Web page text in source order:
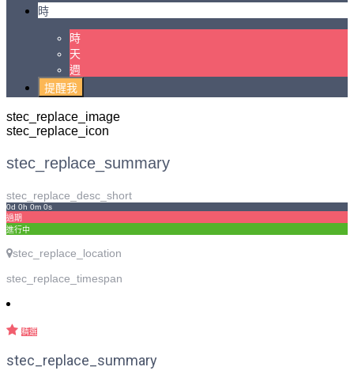
時
時
天
週
提醒我
stec_replace_image
stec_replace_icon
stec_replace_summary
stec_replace_desc_short
0d 0h 0m 0s
過期
進行中
stec_replace_location
stec_replace_timespan
精選
stec_replace_summary